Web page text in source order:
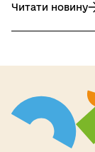
Читати новину
до Своєчасне